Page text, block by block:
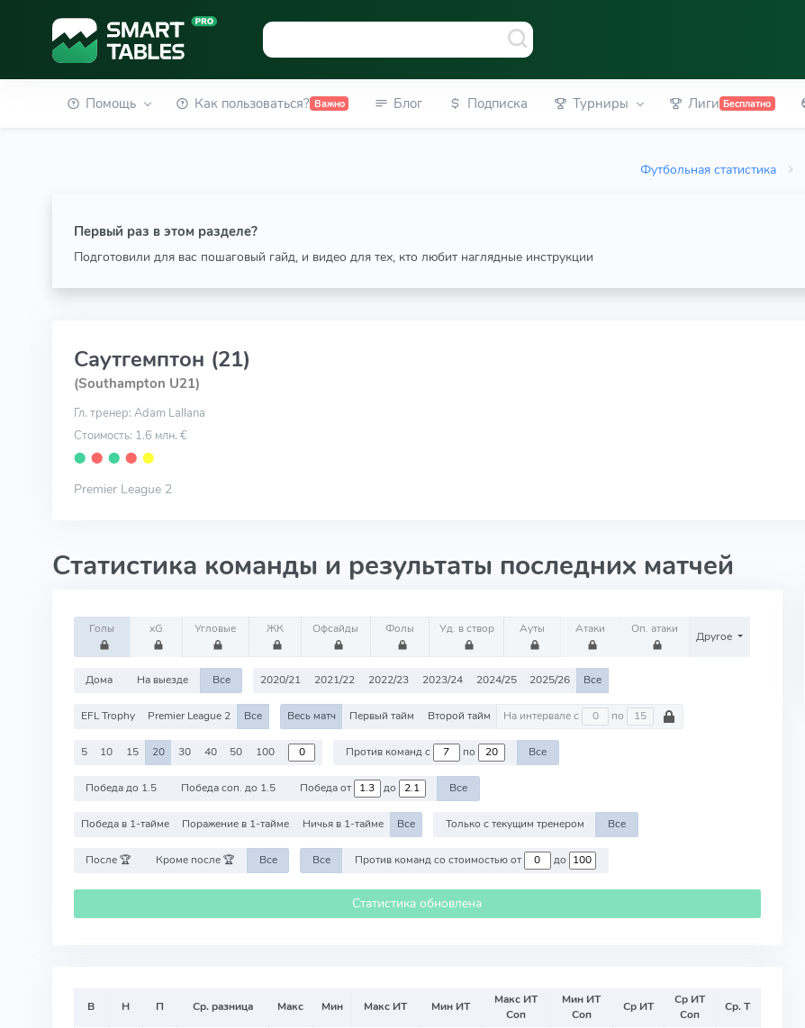
Помощь Как пользоваться? Важно Блог Подписка Турниры Лиги Бесплатно
Футбольная статистика
Первый раз в этом разделе?
Подготовили для вас пошаговый гайд, и видео для тех, кто любит наглядные инструкции
Саутгемптон (21)
(Southampton U21)
Гл. тренер: Adam Lallana
Стоимость: 1.6 млн. €
⬤ ⬤ ⬤ ⬤ ⬤
Premier League 2
Статистика команды и результаты последних матчей
Голы xG Угловые ЖК Офсайды Фолы Уд. в створ Ауты Атаки Оп. атаки
Другое
Дома На выезде Все 2020/21 2021/22 2022/23 2023/24 2024/25 2025/26 Все
EFL Trophy Premier League 2 Все Весь матч Первый тайм Второй тайм На интервале с по
5 10 15 20 30 40 50 100 Против команд с по Все
Победа до 1.5 Победа соп. до 1.5 Победа от до Все
Победа в 1-тайме Поражение в 1-тайме Ничья в 1-тайме Все Только с текущим тренером Все
После 🏆 Кроме после 🏆 Все Все Против команд со стоимостью от до
Статистика обновлена
В Н П Ср. разница Макс Мин Макс ИТ Мин ИТ
Макс ИТ
Соп
Мин ИТ
Соп
Ср ИТ
Ср ИТ
Соп
Ср. Т